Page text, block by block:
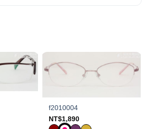
f2010004
NT$1,890